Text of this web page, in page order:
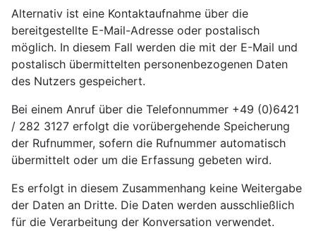
Alternativ ist eine Kontaktaufnahme über die
bereitgestellte E-Mail-Adresse oder postalisch
möglich. In diesem Fall werden die mit der E-Mail und
postalisch übermittelten personenbezogenen Daten
des Nutzers gespeichert.
Bei einem Anruf über die Telefonnummer +49 (0)6421
/ 282 3127 erfolgt die vorübergehende Speicherung
der Rufnummer, sofern die Rufnummer automatisch
übermittelt oder um die Erfassung gebeten wird.
Es erfolgt in diesem Zusammenhang keine Weitergabe
der Daten an Dritte. Die Daten werden ausschließlich
für die Verarbeitung der Konversation verwendet.